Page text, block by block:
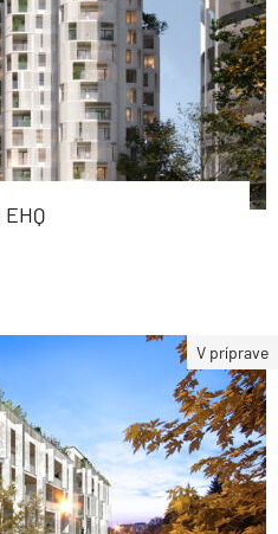
V príprave